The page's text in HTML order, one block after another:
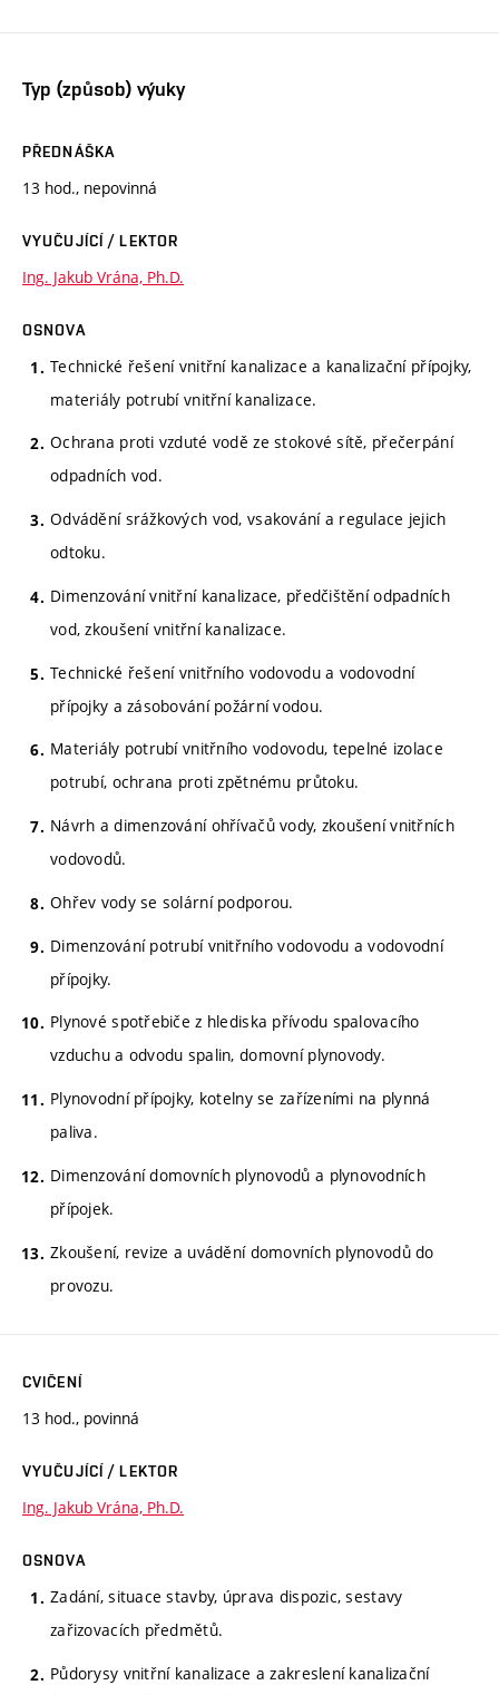
Typ (způsob) výuky
PŘEDNÁŠKA
13 hod., nepovinná
VYUČUJÍCÍ / LEKTOR
Ing. Jakub Vrána, Ph.D.
OSNOVA
Technické řešení vnitřní kanalizace a kanalizační přípojky,
materiály potrubí vnitřní kanalizace.
Ochrana proti vzduté vodě ze stokové sítě, přečerpání
odpadních vod.
Odvádění srážkových vod, vsakování a regulace jejich
odtoku.
Dimenzování vnitřní kanalizace, předčištění odpadních
vod, zkoušení vnitřní kanalizace.
Technické řešení vnitřního vodovodu a vodovodní
přípojky a zásobování požární vodou.
Materiály potrubí vnitřního vodovodu, tepelné izolace
potrubí, ochrana proti zpětnému průtoku.
Návrh a dimenzování ohřívačů vody, zkoušení vnitřních
vodovodů.
Ohřev vody se solární podporou.
Dimenzování potrubí vnitřního vodovodu a vodovodní
přípojky.
Plynové spotřebiče z hlediska přívodu spalovacího
vzduchu a odvodu spalin, domovní plynovody.
Plynovodní přípojky, kotelny se zařízeními na plynná
paliva.
Dimenzování domovních plynovodů a plynovodních
přípojek.
Zkoušení, revize a uvádění domovních plynovodů do
provozu.
CVIČENÍ
13 hod., povinná
VYUČUJÍCÍ / LEKTOR
Ing. Jakub Vrána, Ph.D.
OSNOVA
Zadání, situace stavby, úprava dispozic, sestavy
zařizovacích předmětů.
Půdorysy vnitřní kanalizace a zakreslení kanalizační